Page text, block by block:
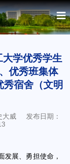
学优秀学生
优秀班集体
秀宿舍（文明
大威
发布日期：
发展、勇担使命，